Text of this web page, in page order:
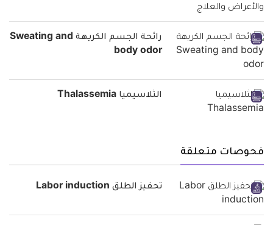
رائحة الجسم الكريهة Sweating and
body odor
الثلاسيميا Thalassemia
فحوصات متعلقة
تحفيز الطلق Labor induction